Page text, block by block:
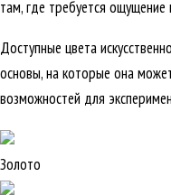
там, где требуется
Доступные цвета
основы, на которые она
возможностей для
Золото